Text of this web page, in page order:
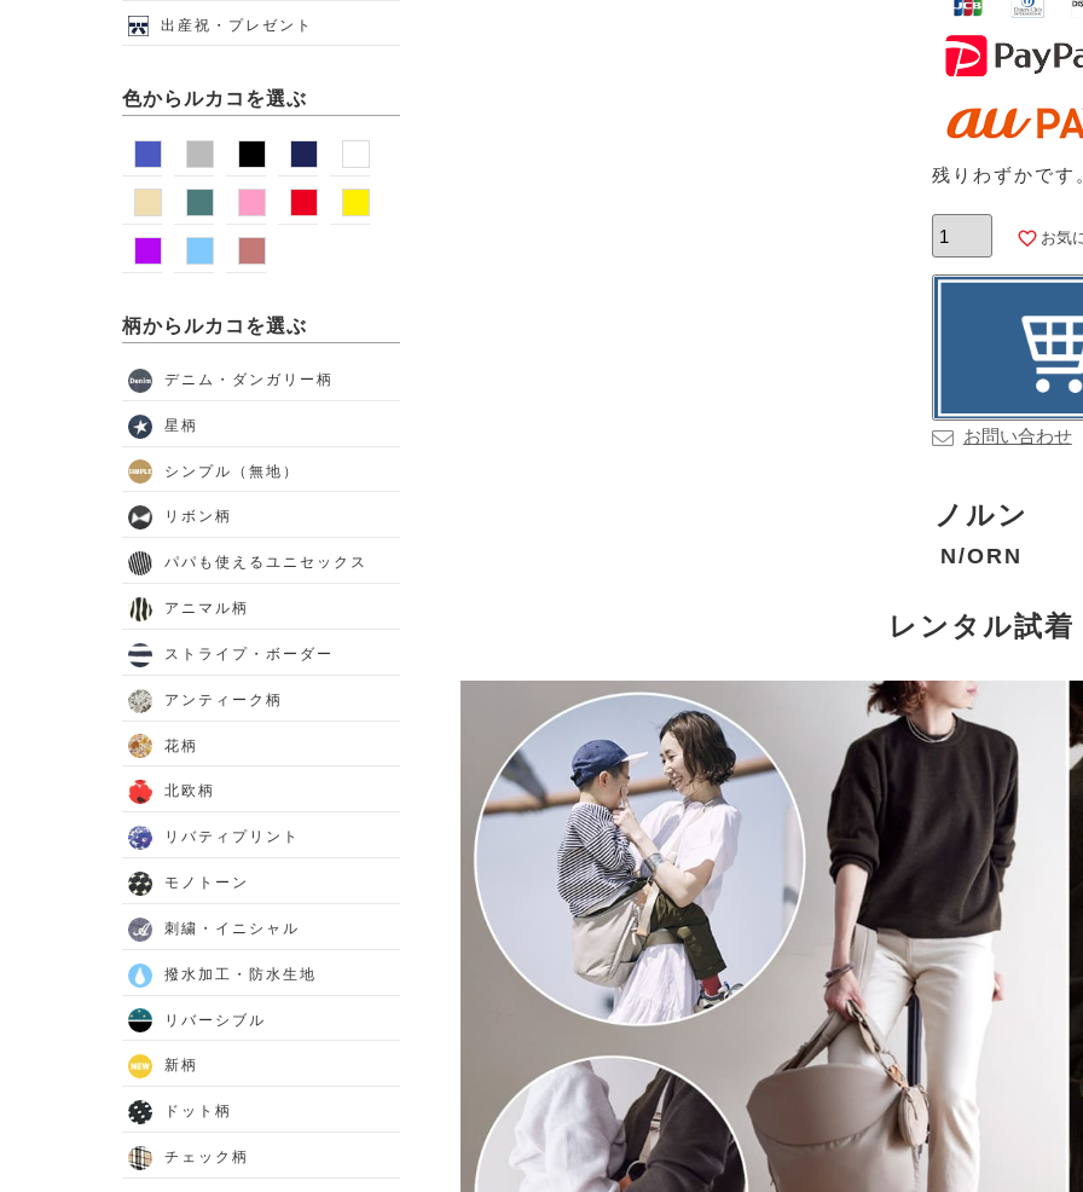
残りわずかです
お気
お問い合わせ
ノルン
N/ORN
レンタル試着
出産祝・プレゼント
色からルカコを選ぶ
柄からルカコを選ぶ
デニム・ダンガリー柄
星柄
シンプル（無地）
リボン柄
パパも使えるユニセックス
アニマル柄
ストライプ・ボーダー
アンティーク柄
花柄
北欧柄
リバティプリント
モノトーン
刺繍・イニシャル
撥水加工・防水生地
リバーシブル
新柄
ドット柄
チェック柄